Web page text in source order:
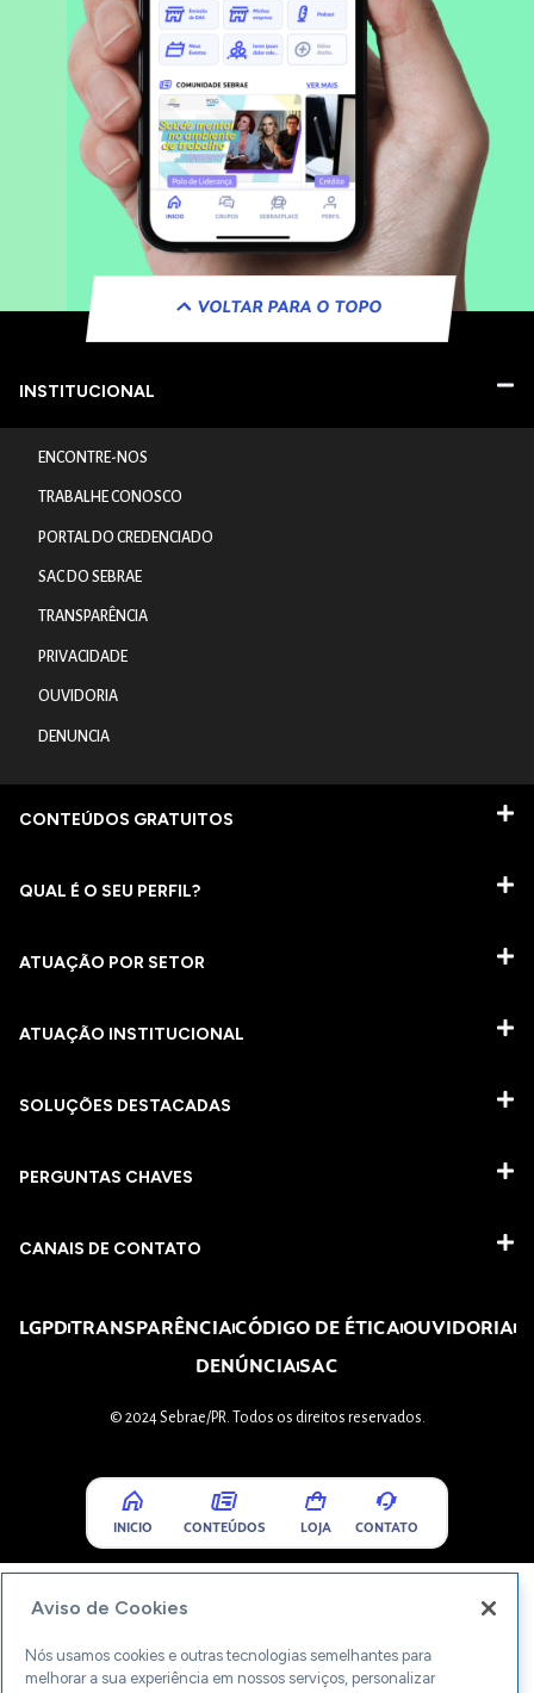
VOLTAR PARA O TOPO
INSTITUCIONAL
ENCONTRE-NOS
TRABALHE CONOSCO
PORTAL DO CREDENCIADO
SAC DO SEBRAE
TRANSPARÊNCIA
PRIVACIDADE
OUVIDORIA
DENUNCIA
CONTEÚDOS GRATUITOS
QUAL É O SEU PERFIL?
ATUAÇÃO POR SETOR
ATUAÇÃO INSTITUCIONAL
SOLUÇÕES DESTACADAS
PERGUNTAS CHAVES​
CANAIS DE CONTATO
LGPDTRANSPARÊNCIACÓDIGO DE ÉTICAOUVIDORIA
DENÚNCIASAC
© 2024 Sebrae/PR. Todos os direitos reservados.
INICIO CONTEÚDOS LOJA CONTATO
Aviso de Cookies
Nós usamos cookies e outras tecnologias semelhantes para
melhorar a sua experiência em nossos serviços, personalizar